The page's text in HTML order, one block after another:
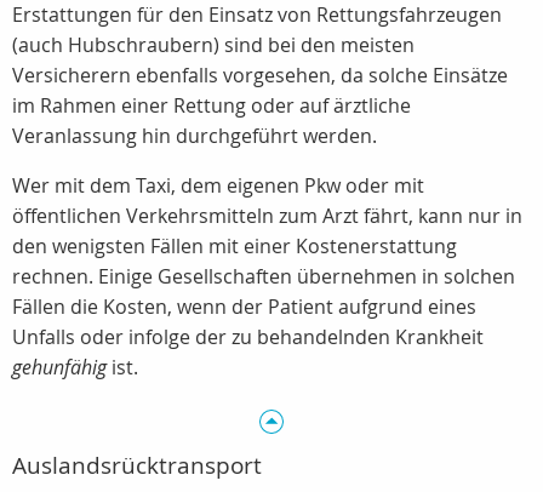
Erstattungen für den Einsatz von Rettungsfahrzeugen
(auch Hubschraubern) sind bei den meisten
Versicherern ebenfalls vorgesehen, da solche Einsätze
im Rahmen einer Rettung oder auf ärztliche
Veranlassung hin durchgeführt werden.
Wer mit dem Taxi, dem eigenen Pkw oder mit
öffentlichen Verkehrsmitteln zum Arzt fährt, kann nur in
den wenigsten Fällen mit einer Kostenerstattung
rechnen. Einige Gesellschaften übernehmen in solchen
Fällen die Kosten, wenn der Patient aufgrund eines
Unfalls oder infolge der zu behandelnden Krankheit
gehunfähigist.
Auslandsrücktransport